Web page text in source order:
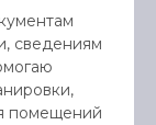
сведениям
помещений